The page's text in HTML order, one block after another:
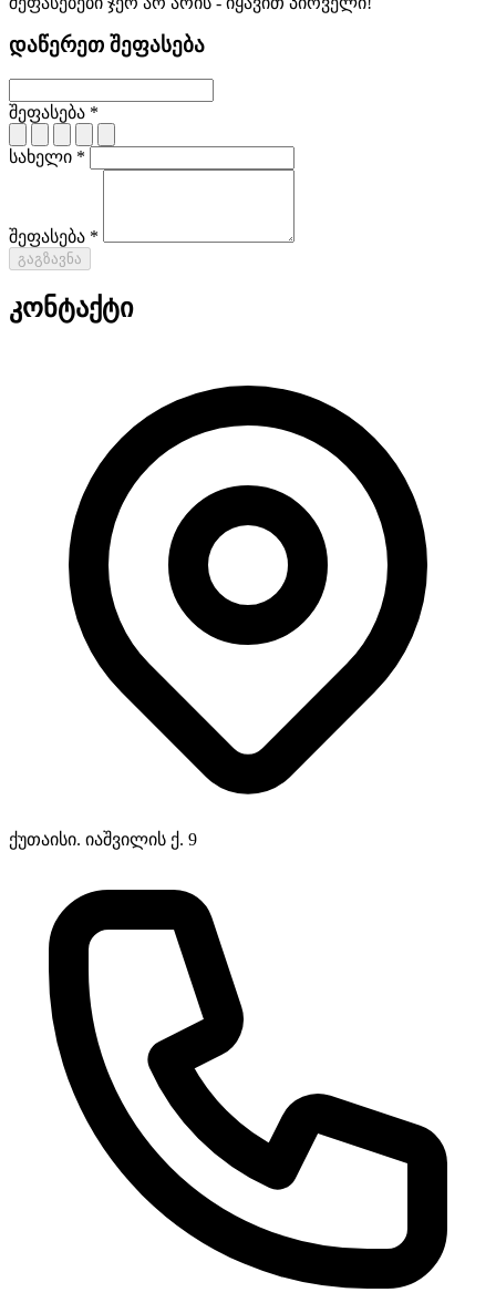
დაწერეთ შეფასება
შეფასება *
სახელი *
შეფასება *
გაგზავნა
კონტაქტი
ქუთაისი. იაშვილის ქ. 9